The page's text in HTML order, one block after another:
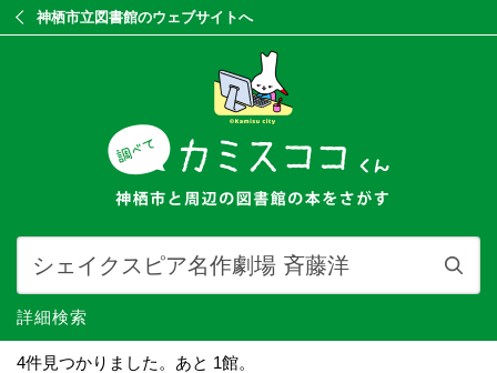
神栖市立図書館のウェブサイトへ
詳細検索
4件見つかりました。潮来市は時間がかかっています。